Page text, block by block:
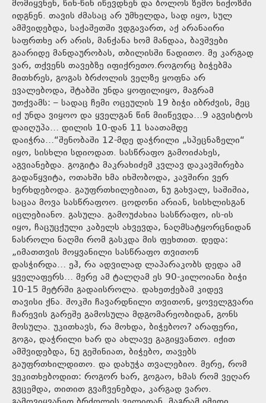
მომიყვნენ, წინ-წინ იწევდნენ და ბოლოს ზემო ნიქოზში
იდგნენ. თავის ძმასაც არ უმხელდა, სად იყო, სულ
ამშვიდებდა, საქაშეთში ვდგავართ, აქ არანაირი
საფრთხე არ არის, მანქანა ხომ მანდაა, ბავშვები
გაარიდე მანდაურობას, თბილისში წადითო. მე კარგად
ვარ, თქვენს თავებზე იფიქრეთო.როგორც ბიჭებმა
მითხრეს, გოგას ბრძოლის ველზე ყოფნა არ
ევალებოდა, შტაბში უნდა ყოფილიყო, მაგრამ
უთქვამს: – სადაც ჩემი ოცეულის 19 ბიჭი იბრძვის, მეც
იქ უნდა ვიყოო და ყველგან წინ მიიწევდა…9 აგვისტოს
დაიღუპა… დილის 10-დან 11 საათამდე
დაიჭრა…“შენობაში 12-მდე დაჭრილი „სპეცნაზელი“
იყო, სისხლი სდიოდათ. სასწრაფო გამოიძახეს,
აგვიანებდა. გოგიტა მაკრახიძემ კვლავ დაკავშირება
გადაწყვიტა, ოთახში ხმა იხშობოდა, კავშირი ვერ
ხერხდებოდა. გაუფრთხილებიათ, ნუ გახვალ, საშიშია,
საცაა მოვა სასწრაფოო. ცოდონი არიან, სისხლისგან
იცლებიანო. გასულა. გამოუძახია სასწრაფო, ის-ის
იყო, ჩაცუცქული კაბელს ახვევდა, ნაღმსატყორცნიდან
ნასროლი ნაღმი რომ გასკდა მის ფეხთით. დედა:
„იმათთვის მოყვანილი სასწრაფო თვითონ
დასჭირდა… ეჰ, რა ადვილად ლაპარაკობს დედა ამ
ყველაფერს… მერე ამ ტალღამ ეს 90-კილოიანი ბიჭი
10-15 მეტრში გადაისროლა. დახეთქებამ კიდევ
თავისი ქნა. შოკში ჩავარდნილი თვითონ, ყოველგვარი
ჩარევის გარეშე გამოსულა მდგომარეობიდან, გონს
მოსულა. უკითხავს, რა მოხდა, ბიჭებოო? არაფერი,
გოგა, დაჭრილი ხარ და ახლავე გაგიყვანთო. იქით
ამშვიდებდა, ნუ გეშინიათ, ბიჭებო, თავებს
გაუფრთხილდითო. და დახუჭა თვალებიო. მერე, რომ
ვეკითხებოდით: როგორ ხარ, გოგაო, ხმას რომ ვეღარ
გვცემდა, თითით გვაჩვენებდა, კარგად ვარო.